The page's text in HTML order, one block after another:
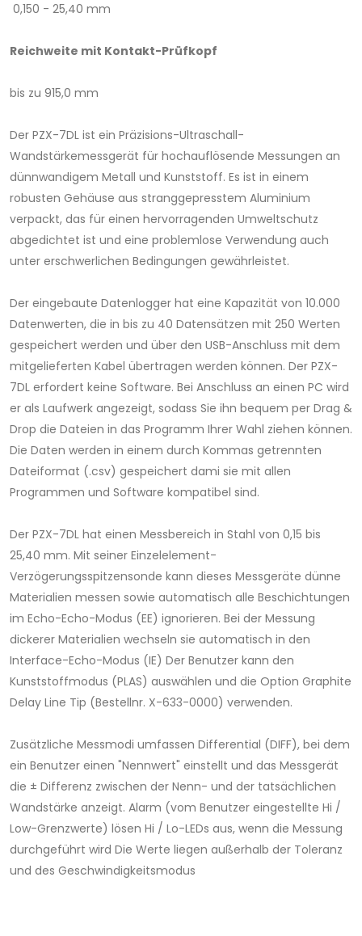
0,150 - 25,40 mm
Reichweite mit Kontakt-Prüfkopf
bis zu 915,0 mm
Der PZX-7DL ist ein Präzisions-Ultraschall-
Wandstärkemessgerät für hochauflösende Messungen an
dünnwandigem Metall und Kunststoff. Es ist in einem
robusten Gehäuse aus stranggepresstem Aluminium
verpackt, das für einen hervorragenden Umweltschutz
abgedichtet ist und eine problemlose Verwendung auch
unter erschwerlichen Bedingungen gewährleistet.
Der eingebaute Datenlogger hat eine Kapazität von 10.000
Datenwerten, die in bis zu 40 Datensätzen mit 250 Werten
gespeichert werden und über den USB-Anschluss mit dem
mitgelieferten Kabel übertragen werden können. Der PZX-
7DL erfordert keine Software. Bei Anschluss an einen PC wird
er als Laufwerk angezeigt, sodass Sie ihn bequem per Drag &
Drop die Dateien in das Programm Ihrer Wahl ziehen können.
Die Daten werden in einem durch Kommas getrennten
Dateiformat (.csv) gespeichert dami sie mit allen
Programmen und Software kompatibel sind.
Der PZX-7DL hat einen Messbereich in Stahl von 0,15 bis
25,40 mm. Mit seiner Einzelelement-
Verzögerungsspitzensonde kann dieses Messgeräte dünne
Materialien messen sowie automatisch alle Beschichtungen
im Echo-Echo-Modus (EE) ignorieren. Bei der Messung
dickerer Materialien wechseln sie automatisch in den
Interface-Echo-Modus (IE) Der Benutzer kann den
Kunststoffmodus (PLAS) auswählen und die Option Graphite
Delay Line Tip (Bestellnr. X-633-0000) verwenden.
Zusätzliche Messmodi umfassen Differential (DIFF), bei dem
ein Benutzer einen "Nennwert" einstellt und das Messgerät
die ± Differenz zwischen der Nenn- und der tatsächlichen
Wandstärke anzeigt. Alarm (vom Benutzer eingestellte Hi /
Low-Grenzwerte) lösen Hi / Lo-LEDs aus, wenn die Messung
durchgeführt wird Die Werte liegen außerhalb der Toleranz
und des Geschwindigkeitsmodus